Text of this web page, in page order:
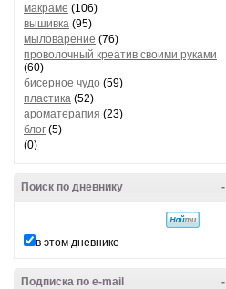
макраме (106)
вышивка (95)
мыловарение (76)
проволочный креатив своими руками
(60)
бисерное чудо (59)
пластика (52)
ароматерапия (23)
блог (5)
(0)
-
Поиск по дневнику
в этом дневнике
-
Подписка по e-mail